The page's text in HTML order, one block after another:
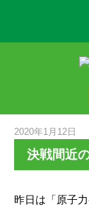
2020年1月12日
決戦間近
昨日は「原子